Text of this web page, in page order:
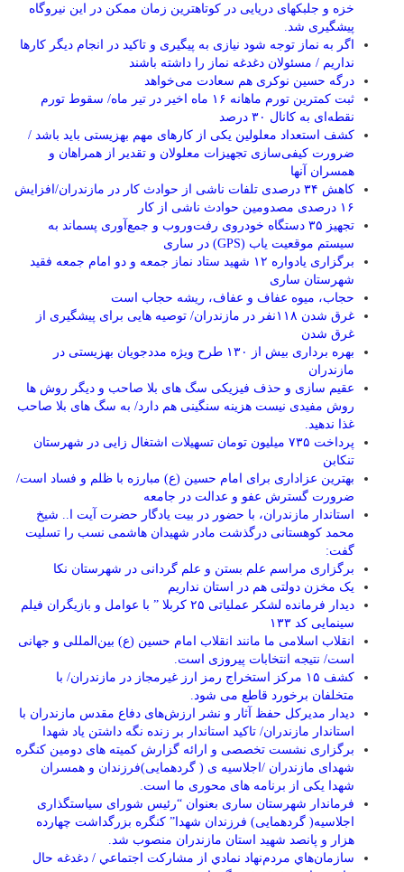
خزه و جلبکهای دریایی در کوتاهترین زمان ممکن در این نیروگاه
پیشگیری شد.
اگر به نماز توجه شود نیازی به پیگیری و تاکید در انجام دیگر کارها
نداریم / مسئولان دغدغه نماز را داشته باشند
درگه حسین نوکری هم سعادت می‌خواهد
ثبت کمترین تورم ماهانه ۱۶ ماه اخیر در تیر ماه/ سقوط تورم
نقطه‌ای به کانال ۳۰ درصد
کشف استعداد معلولین یکی از کارهای مهم بهزیستی باید باشد /
ضرورت کیفی‌سازی تجهیزات معلولان و تقدیر از همراهان و
همسران آنها
کاهش ۳۴ درصدی تلفات ناشی از حوادث كار در مازندران/افزایش
۱۶ درصدی مصدومین حوادث ناشی از کار
تجهیز ۳۵ دستگاه خودروی رفت‌وروب و جمع‌آوری پسماند به
سیستم موقعیت یاب (GPS) در ساری
برگزاری یادواره ۱۲ شهید ستاد نماز جمعه و دو امام جمعه فقید
شهرستان ساری
حجاب، میوه عفاف و عفاف، ریشه حجاب است
غرق شدن ۱۱۸نفر در مازندران/ توصيه هايی برای پيشگيری از
غرق شدن
بهره برداری بیش از ۱۳۰ طرح ویژه مددجویان بهزیستی در
مازندران
عقیم سازی و حذف فیزیکی سگ های بلا صاحب و دیگر روش ها
روش مفیدی نیست هزینه سنگینی هم دارد/ به سگ های بلا صاحب
غذا ندهید.
پرداخت ۷۳۵ میلیون تومان تسهیلات اشتغال زایی در شهرستان
تنکابن
بهترین عزاداری برای امام حسین (ع) مبارزه با ظلم و فساد است/
ضرورت گسترش عفو و عدالت در جامعه
استاندار مازندران، با حضور در بیت یادگار حضرت آیت ا.. شیخ
محمد کوهستانی درگذشت مادر شهیدان هاشمی نسب را تسلیت
گفت:
برگزاری مراسم علم بستن و علم گردانی در شهرستان نکا
یک مخزن دولتی هم در استان نداریم
دیدار فرمانده لشکر عملیاتی ۲۵ کربلا ” با عوامل و بازیگران فیلم
سینمایی کد ۱۳۳
انقلاب اسلامی ما مانند انقلاب امام حسین (ع) بین‌المللی و جهانی
است/ نتیجه انتخابات پیروزی است.
کشف ۱۵ مرکز استخراج رمز ارز غیرمجاز در مازندران/ با
متخلفان برخورد قاطع می شود.
دیدار مدیرکل حفظ آثار و نشر ارزش‌های دفاع مقدس مازندران با
استاندار مازندران/ تاکید استاندار بر زنده نگه داشتن یاد شهدا
برگزاری نشست تخصصی و ارائه گزارش کمیته های دومین کنگره
شهدای مازندران /اجلاسیه ی ( گردهمایی)فرزندان و همسران
شهدا یکی از برنامه های محوری ما است.
فرماندار شهرستان ساری بعنوان “رئیس شورای سیاستگذاری
اجلاسیه( گردهمایی) فرزندان شهدا” کنگره بزرگداشت چهارده
هزار و پانصد شهید استان مازندران منصوب شد.
سازمان‌هاي مردم‌نهاد نمادي از مشاركت اجتماعي / دغدغه حال